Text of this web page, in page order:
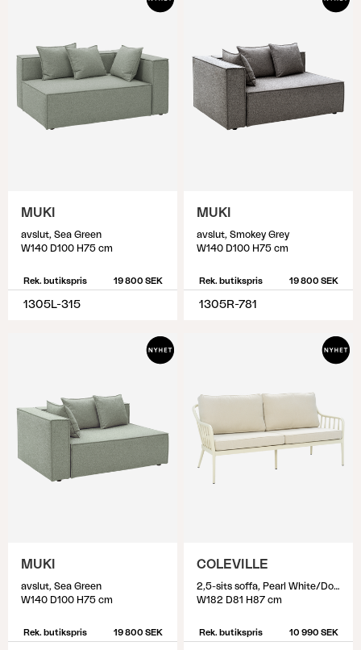
avgörande så ägna gärna en stund åt att mäta
utemöbler. För att identifiera vilket möbelskydd
som passar; börja med att ställa utemöblerna så
som de ska stå vid användning av möbelskydd.
Mät sedan samtliga yttermått och utgå från de
MUKI
avslut, Sea Green
W140 D100 H75 cm
Rek. butikspris 19 800 SEK
1305L-315
MUKI
avslut, Smokey Grey
W140 D100 H75 cm
Rek. butikspris 19 800 SEK
1305R-781
MUKI
avslut, Sea Green
W140 D100 H75 cm
Rek. butikspris 19 800 SEK
COLEVILLE
2,5-sits soffa, Pearl White/Dot Beige
W182 D81 H87 cm
Rek. butikspris 10 990 SEK